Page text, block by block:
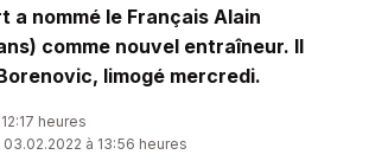
a nommé le Français Alain
comme nouvel entraîneur. Il
limogé mercredi.
heures
à 13:56 heures